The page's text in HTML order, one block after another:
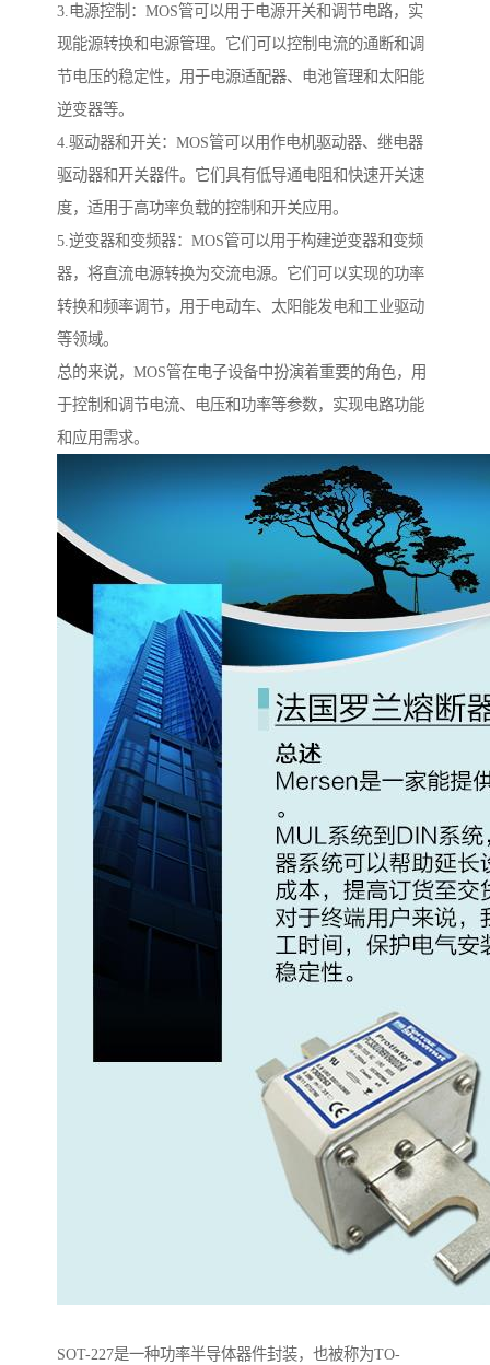
3.电源控制：MOS管可以用于电源开关和调节电路，实
现能源转换和电源管理。它们可以控制电流的通断和调
节电压的稳定性，用于电源适配器、电池管理和太阳能
逆变器等。
4.驱动器和开关：MOS管可以用作电机驱动器、继电器
驱动器和开关器件。它们具有低导通电阻和快速开关速
度，适用于高功率负载的控制和开关应用。
5.逆变器和变频器：MOS管可以用于构建逆变器和变频
器，将直流电源转换为交流电源。它们可以实现的功率
转换和频率调节，用于电动车、太阳能发电和工业驱动
等领域。
总的来说，MOS管在电子设备中扮演着重要的角色，用
于控制和调节电流、电压和功率等参数，实现电路功能
和应用需求。
SOT-227是一种功率半导体器件封装，也被称为TO-